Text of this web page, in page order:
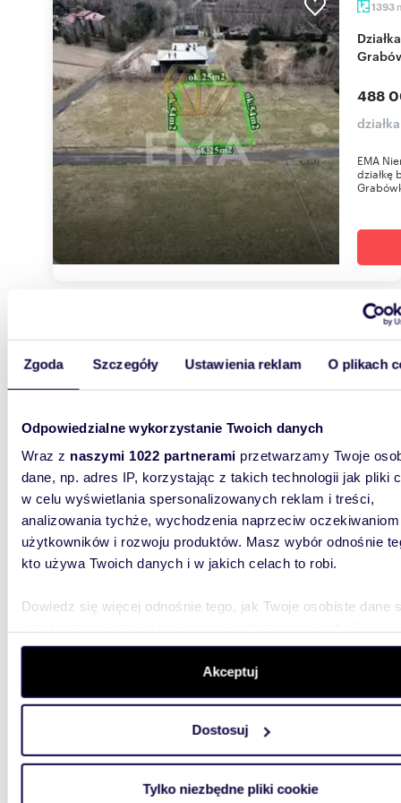
Zgoda Szczegóły Ustawienia reklam O plikach
Odpowiedzialne wykorzystanie Twoich danych
Wraz z naszymi 1022 partnerami przetwarzamy Twoje
dane, np. adres IP, korzystając z takich technologii jak pliki
w celu wyświetlania spersonalizowanych reklam i treści,
analizowania tychże, wychodzenia naprzeciw oczekiwaniom
użytkowników i rozwoju produktów. Masz wybór odnośnie
kto używa Twoich danych i w jakich celach to robi.
Dowiedz się więcej odnośnie tego, jak Twoje osobiste dane
szczegółów. W Deklaracji plików cookie możesz zmienić
wycofać swoją zgodę w dowolnej chwili.
aby oferować funkcje społecznościowe i analizować ruch w
witrynie. Informacje o tym, jak korzystasz z naszej witryny,
analitycznym. Partnerzy mogą połączyć te informacje z
Akceptuj
Dostosuj
Tylko niezbędne pliki cookie
1393
Działka 1393 m² w prestiżowej lokalizacji
488
EMA
działkę
Na sprzedaż działka 1377 m² z warunkami
EMA
działka